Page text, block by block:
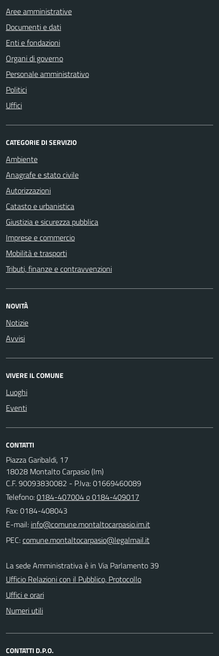
Aree amministrative
Documenti e dati
Enti e fondazioni
Organi di governo
Personale amministrativo
Politici
Uffici
CATEGORIE DI SERVIZIO
Ambiente
Anagrafe e stato civile
Autorizzazioni
Catasto e urbanistica
Giustizia e sicurezza pubblica
Imprese e commercio
Mobilità e trasporti
Tributi, finanze e contravvenzioni
NOVITÀ
Notizie
Avvisi
VIVERE IL COMUNE
Luoghi
Eventi
CONTATTI
Piazza Garibaldi, 17
18028 Montalto Carpasio (Im)
C.F. 90093830082 - P.Iva: 01669460089
Telefono:0184-407004 o 0184-409017
Fax: 0184-408043
E-mail:
PEC:
La sede Amministrativa è in Via Parlamento 39
Ufficio Relazioni con il Pubblico, Protocollo
Uffici e orari
Numeri utili
CONTATTI D.P.O.